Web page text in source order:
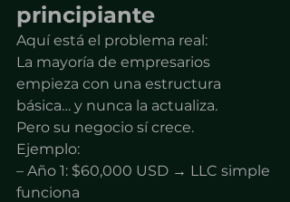
principiante
Aquí está el problema real:
La mayoría de empresarios
empieza con una estructura
básica… y nunca la actualiza.
Pero su negocio sí crece.
Ejemplo:
– Año 1: $60,000 USD → LLC simple
funciona